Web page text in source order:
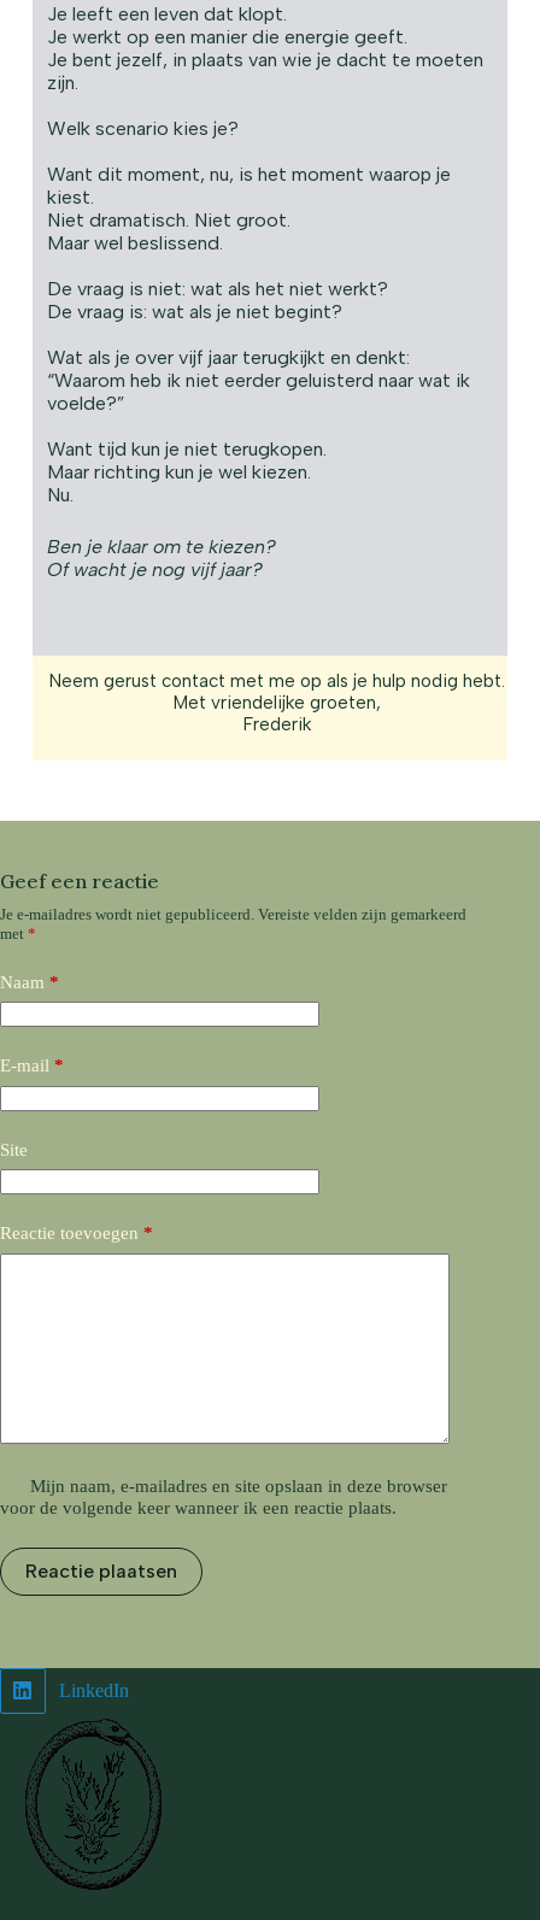
Je leeft een leven dat klopt.
Je werkt op een manier die energie geeft.
Je bent jezelf, in plaats van wie je dacht te moeten
zijn.
Welk scenario kies je?
Want dit moment, nu, is het moment waarop je
kiest.
Niet dramatisch. Niet groot.
Maar wel beslissend.
De vraag is niet: wat als het niet werkt?
De vraag is: wat als je niet begint?
Wat als je over vijf jaar terugkijkt en denkt:
“Waarom heb ik niet eerder geluisterd naar wat ik
voelde?”
Want tijd kun je niet terugkopen.
Maar richting kun je wel kiezen.
Nu.
Ben je klaar om te kiezen?
Of wacht je nog vijf jaar?
Neem gerust contact met me op als je hulp nodig hebt.
Met vriendelijke groeten,
Frederik
Geef een reactie
Je e-mailadres wordt niet gepubliceerd. Vereiste velden zijn gemarkeerd
met *
Naam *
E-mail *
Site
Reactie toevoegen *
Mijn naam, e-mailadres en site opslaan in deze browser
voor de volgende keer wanneer ik een reactie plaats.
Reactie plaatsen
LinkedIn